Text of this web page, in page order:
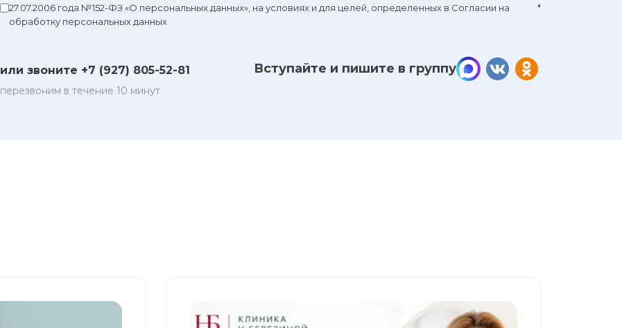
27.07.2006 года №152-ФЗ «О персональных данных», на условиях и для целей, определенных в Согласии на
обработку персональных данных
*
или звоните +7 (927) 805-52-81
перезвоним в течение 10 минут
Вступайте и пишите в группу